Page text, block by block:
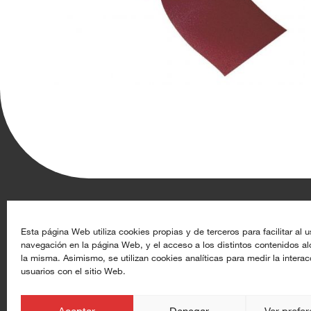
Esta página Web utiliza cookies propias y de terceros para facilitar al
navegación en la página Web, y el acceso a los distintos contenidos
la misma. Asimismo, se utilizan cookies analíticas para medir la
usuarios con el sitio Web.
Calle de Rey Pastor 17, 28914 Leganés (Madrid)
+34 91 633 44 50
aghasaturis.com
Datoproducto